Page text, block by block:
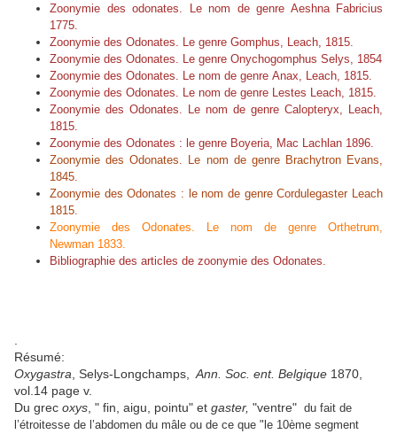
Zoonymie des odonates. Le nom de genre Aeshna Fabricius
1775.
Zoonymie des Odonates. Le genre Gomphus, Leach, 1815.
Zoonymie des Odonates. Le genre Onychogomphus Selys, 1854
Zoonymie des Odonates. Le nom de genre Anax, Leach, 1815.
Zoonymie des Odonates. Le nom de genre Lestes Leach, 1815.
Zoonymie des Odonates. Le nom de genre Calopteryx, Leach,
1815.
Zoonymie des Odonates : le genre Boyeria, Mac Lachlan 1896.
Zoonymie des Odonates. Le nom de genre BrachytronEvans,
1845.
Zoonymie des Odonates : le nom de genre Cordulegaster Leach
1815.
Zoonymie des Odonates. Le nom de genre Orthetrum,
Newman 1833.
Bibliographie des articles de zoonymie des Odonates.
Résumé:
Oxygastra , Selys-Longchamps, Ann. Soc. ent. Belgique 1870,
vol.14 page v.
Du grec oxys , " fin, aigu, pointu" et gaster, "ventre" du fait de
l’étroitesse de l’abdomen du mâle ou de ce que "l e 10ème segment